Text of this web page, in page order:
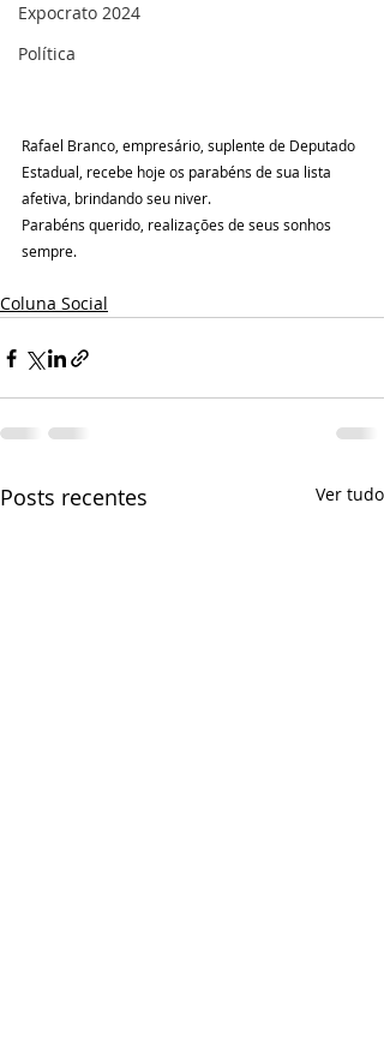
Expocrato 2024
Política
Rafael Branco, empresário, suplente de Deputado
Estadual, recebe hoje os parabéns de sua lista
afetiva, brindando seu niver.
Parabéns querido, realizações de seus sonhos
sempre.
Coluna Social
Posts recentes Ver tudo